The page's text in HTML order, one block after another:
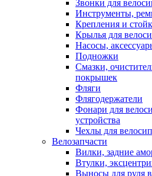
Звонки для
Инструменты,
Крепления и
Крылья для
Насосы,
Подножки
Смазки,
покрышек
Фляги
Флягодержатели
Фонари для
устройства
Чехлы для
Велозапчасти
Вилки, задние
Втулки,
Выносы для руля